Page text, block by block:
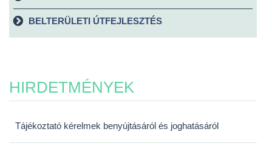
BELTERÜLETI ÚTFEJLESZTÉS
HIRDETMÉNYEK
Tájékoztató kérelmek benyújtásáról és joghatásáról